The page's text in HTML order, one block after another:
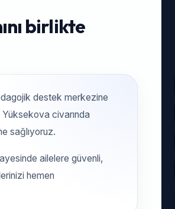
birlikte
destek merkezine
civarında
sağlıyoruz.
ailelere güvenli,
hemen